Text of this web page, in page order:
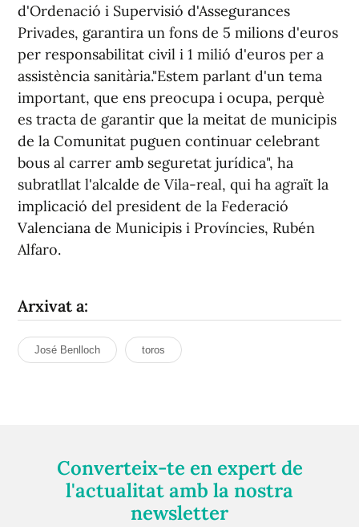
d'Ordenació i Supervisió d'Assegurances
Privades, garantira un fons de 5 milions d'euros
per responsabilitat civil i 1 milió d'euros per a
assistència sanitària."Estem parlant d'un tema
important, que ens preocupa i ocupa, perquè
es tracta de garantir que la meitat de municipis
de la Comunitat puguen continuar celebrant
bous al carrer amb seguretat jurídica", ha
subratllat l'alcalde de Vila-real, qui ha agraït la
implicació del president de la Federació
Valenciana de Municipis i Províncies, Rubén
Alfaro.
Arxivat a:
José Benlloch toros
Converteix-te en expert de
l'actualitat amb la nostra
newsletter